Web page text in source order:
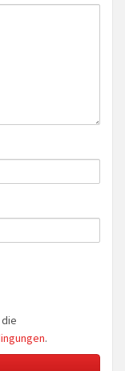
.